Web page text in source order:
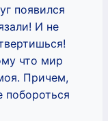
появился
И не
что мир
Причем,